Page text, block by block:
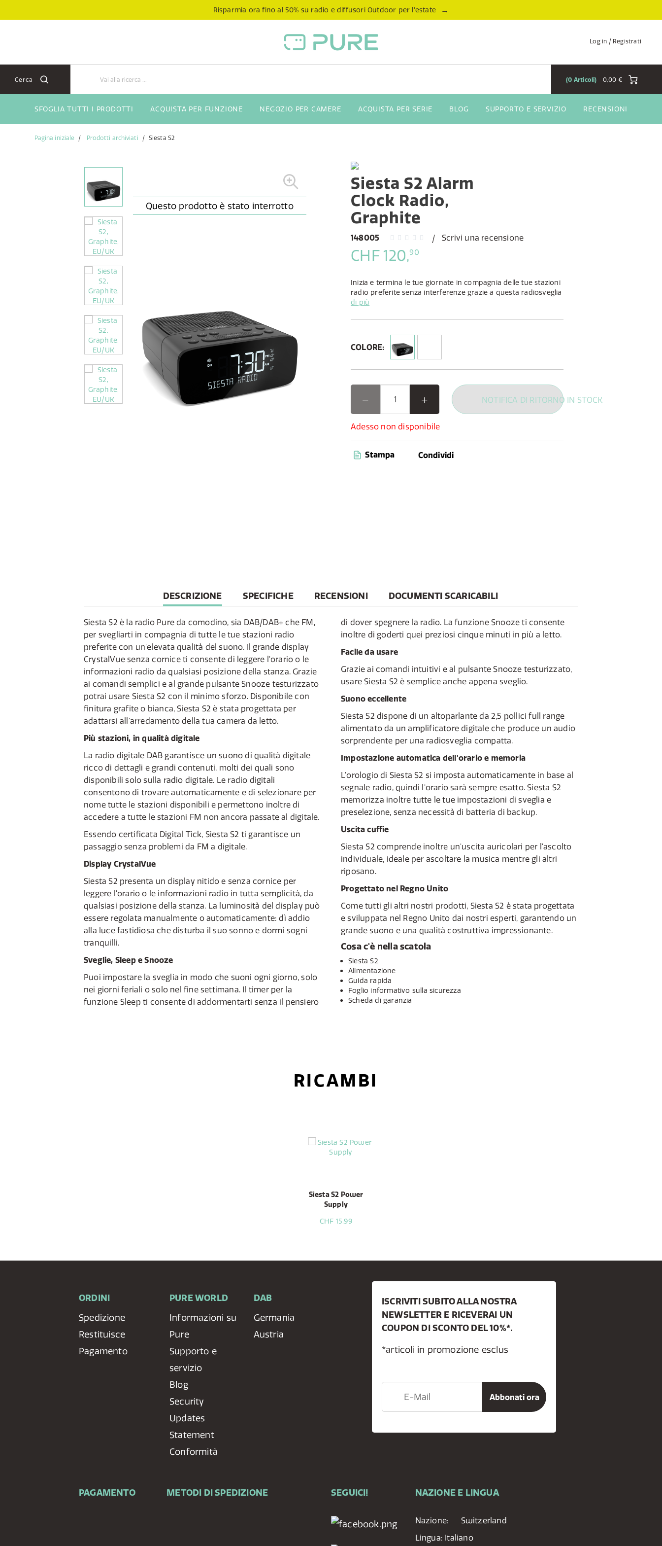
Risparmia ora fino al 50% su radio e diffusori Outdoor per l’estate →
Log in / Registrati
Cerca 0,00 €
0 Articoli
SFOGLIA TUTTI I PRODOTTI ACQUISTA PER FUNZIONE NEGOZIO PER CAMERE ACQUISTA PER SERIE BLOG SUPPORTO E SERVIZIO RECENSIONI
Pagina iniziale Prodotti archiviati Siesta S2
Siesta S2 Alarm
Clock Radio,
Graphite
148005 Scrivi una recensione
CHF 120,90
Inizia e termina le tue giornate in compagnia delle tue stazioni
radio preferite senza interferenze grazie a questa radiosveglia
digitale e FM compatta.
di più
COLORE:
Adesso non disponibile
NOTIFICA DI RITORNO IN STOCK
Stampa Condividi
CURRENT
TAB:
DESCRIZIONE SPECIFICHE RECENSIONI DOCUMENTI SCARICABILI
Siesta S2 è la radio Pure da comodino, sia DAB/DAB+ che FM,
per svegliarti in compagnia di tutte le tue stazioni radio
preferite con un'elevata qualità del suono. Il grande display
CrystalVue senza cornice ti consente di leggere l'orario o le
informazioni radio da qualsiasi posizione della stanza. Grazie
ai comandi semplici e al grande pulsante Snooze testurizzato
potrai usare Siesta S2 con il minimo sforzo. Disponibile con
finitura grafite o bianca, Siesta S2 è stata progettata per
adattarsi all'arredamento della tua camera da letto.
Più stazioni, in qualità digitale
La radio digitale DAB garantisce un suono di qualità digitale
ricco di dettagli e grandi contenuti, molti dei quali sono
disponibili solo sulla radio digitale. Le radio digitali
consentono di trovare automaticamente e di selezionare per
nome tutte le stazioni disponibili e permettono inoltre di
accedere a tutte le stazioni FM non ancora passate al digitale.
Essendo certificata Digital Tick, Siesta S2 ti garantisce un
passaggio senza problemi da FM a digitale.
Display CrystalVue
Siesta S2 presenta un display nitido e senza cornice per
leggere l'orario o le informazioni radio in tutta semplicità, da
qualsiasi posizione della stanza. La luminosità del display può
essere regolata manualmente o automaticamente: dì addio
alla luce fastidiosa che disturba il suo sonno e dormi sogni
tranquilli.
Sveglie, Sleep e Snooze
Puoi impostare la sveglia in modo che suoni ogni giorno, solo
nei giorni feriali o solo nel fine settimana. Il timer per la
funzione Sleep ti consente di addormentarti senza il pensiero
di dover spegnere la radio. La funzione Snooze ti consente
inoltre di goderti quei preziosi cinque minuti in più a letto.
Facile da usare
Grazie ai comandi intuitivi e al pulsante Snooze testurizzato,
usare Siesta S2 è semplice anche appena sveglio.
Suono eccellente
Siesta S2 dispone di un altoparlante da 2,5 pollici full range
alimentato da un amplificatore digitale che produce un audio
sorprendente per una radiosveglia compatta.
Impostazione automatica dell'orario e memoria
L'orologio di Siesta S2 si imposta automaticamente in base al
segnale radio, quindi l'orario sarà sempre esatto. Siesta S2
memorizza inoltre tutte le tue impostazioni di sveglia e
preselezione, senza necessità di batteria di backup.
Uscita cuffie
Siesta S2 comprende inoltre un'uscita auricolari per l'ascolto
individuale, ideale per ascoltare la musica mentre gli altri
riposano.
Progettato nel Regno Unito
Come tutti gli altri nostri prodotti, Siesta S2 è stata progettata
e sviluppata nel Regno Unito dai nostri esperti, garantendo un
grande suono e una qualità costruttiva impressionante.
Cosa c'è nella scatola
Siesta S2
Alimentazione
Guida rapida
Foglio informativo sulla sicurezza
Scheda di garanzia
RICAMBI
Siesta S2 Power
Supply
CHF 15.99
ORDINI
Spedizione
Restituisce
Pagamento
PURE WORLD
Informazioni su
Pure
Supporto e
servizio
Blog
Security
Updates
Statement
Conformità
DAB
Germania
Austria
PAGAMENTO METODI DI SPEDIZIONE
ISCRIVITI SUBITO ALLA NOSTRA
NEWSLETTER E RICEVERAI UN
COUPON DI SCONTO DEL 10%*.
*articoli in promozione esclus
SEGUICI! NAZIONE E LINGUA
Nazione:
Switzerland
Lingua: Italiano